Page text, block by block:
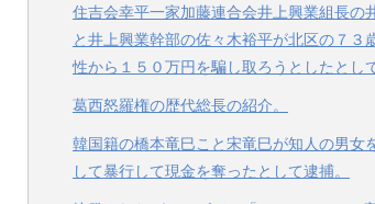
住吉会幸平一家加藤連合会井上興業組長の
と井上興業幹部の佐々木裕平が北区の７３
性から１５０万円を騙し取ろうとしたとし
葛西怒羅権の歴代総長の紹介。
韓国籍の橋本竜巳こと宋竜巳が知人の男女
して暴行して現金を奪ったとして逮捕。